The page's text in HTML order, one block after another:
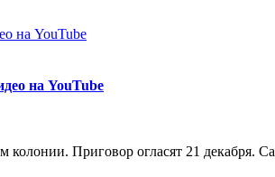
на YouTube
Приговор огласят 21 декабря.